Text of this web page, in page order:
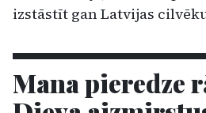
izstāstīt gan Latvijas
Mana pieredze